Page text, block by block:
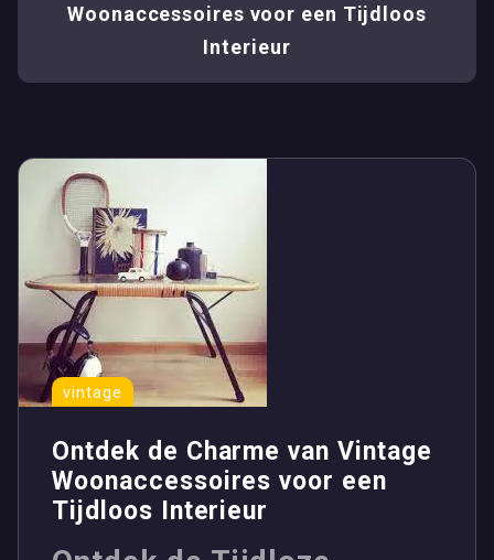
Woonaccessoires voor een Tijdloos
Interieur
vintage
Ontdek de Charme van Vintage
Woonaccessoires voor een
Tijdloos Interieur